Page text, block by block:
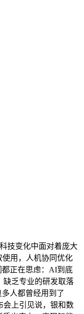
技变化中面对着庞大
用，人机协同优化
正在思虑：AI到底
缺乏专业的研发取落
人都曾经用到了
会上引见说，银和数